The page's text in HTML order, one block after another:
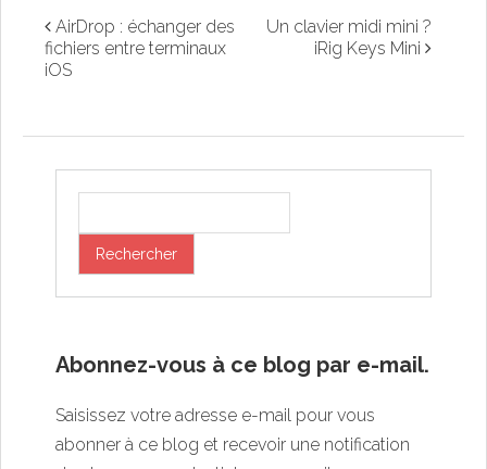
AirDrop : échanger des
fichiers entre terminaux
iOS
Un clavier midi mini ?
iRig Keys Mini
Abonnez-vous à ce blog par e-mail.
Saisissez votre adresse e-mail pour vous
abonner à ce blog et recevoir une notification